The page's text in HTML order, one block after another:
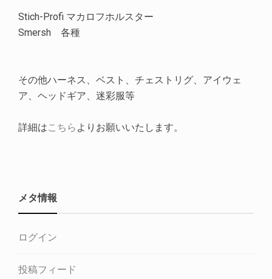
Stich-Profi マカロフホルスター
Smersh 各種
その他ハーネス、ベスト、チェストリグ、アイウェ
ア、ヘッドギア、迷彩服等
詳細はこちら よりお願いいたします。
メタ情報
ログイン
投稿フィード